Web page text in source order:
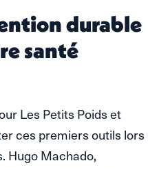
durable
santé
Les Petits Poids et
ces premiers outils lors
Hugo Machado,